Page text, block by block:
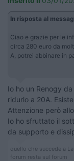
In risposta al
Ciao e grazie per le
circa 280 euro da
A, potrei abbinare in
Io ho un Renogy
ridurlo a 20A.
Attenzione però
Io ho sfruttato il
da supporto e
quello che succede a
forum resta sul forum